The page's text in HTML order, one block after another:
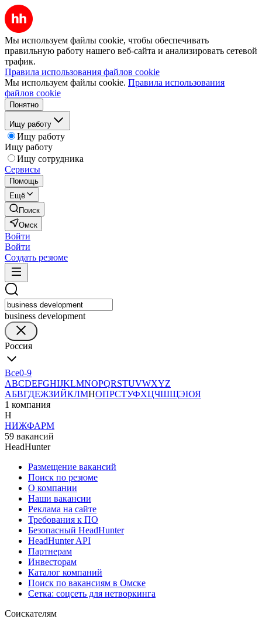
Мы используем файлы cookie, чтобы обеспечивать
правильную работу нашего веб-сайта и анализировать сетевой
трафик.
Правила использования файлов cookie
Мы используем файлы cookie. Правила использования
файлов cookie
Понятно
Ищу работу
Ищу работу
Ищу работу
Ищу сотрудника
Сервисы
Помощь
Ещё
Поиск
Омск
Войти
Войти
Создать резюме
business development
Россия
Все0-9
ABCDEFGHIJKLMNOPQRSTUVWXYZ
АБВГДЕЖЗИЙКЛМНОПРСТУФХЦЧШЩЭЮЯ
1 компания
Н
НИЖФАРМ
59 вакансий
HeadHunter
Размещение вакансий
Поиск по резюме
О компании
Наши вакансии
Реклама на сайте
Требования к ПО
Безопасный HeadHunter
HeadHunter API
Партнерам
Инвесторам
Каталог компаний
Поиск по вакансиям в Омске
Сетка: соцсеть для нетворкинга
Соискателям